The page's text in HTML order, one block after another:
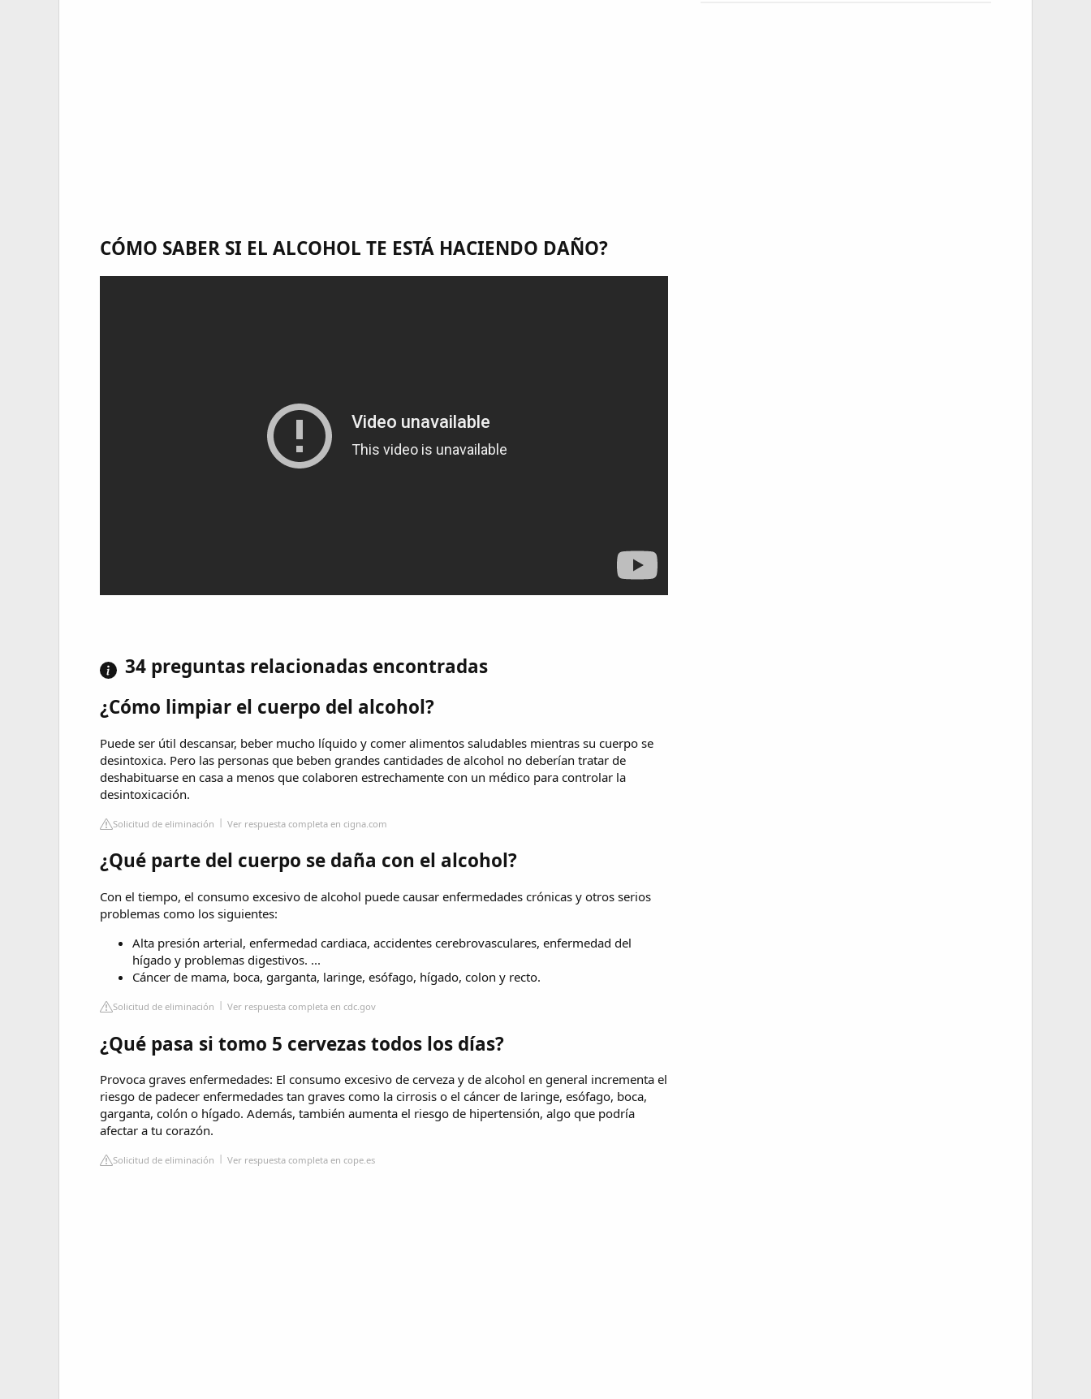
CÓMO SABER SI EL ALCOHOL TE ESTÁ HACIENDO DAÑO?
34 preguntas relacionadas encontradas
¿Cómo limpiar el cuerpo del alcohol?
Puede ser útil descansar, beber mucho líquido y comer alimentos saludables mientras su cuerpo se
desintoxica. Pero las personas que beben grandes cantidades de alcohol no deberían tratar de
deshabituarse en casa a menos que colaboren estrechamente con un médico para controlar la
desintoxicación.
Solicitud de eliminación Ver respuesta completa en cigna.com
¿Qué parte del cuerpo se daña con el alcohol?
Con el tiempo, el consumo excesivo de alcohol puede causar enfermedades crónicas y otros serios
problemas como los siguientes:
Alta presión arterial, enfermedad cardiaca, accidentes cerebrovasculares, enfermedad del
hígado y problemas digestivos. ...
Cáncer de mama, boca, garganta, laringe, esófago, hígado, colon y recto.
Solicitud de eliminación Ver respuesta completa en cdc.gov
¿Qué pasa si tomo 5 cervezas todos los días?
Provoca graves enfermedades: El consumo excesivo de cerveza y de alcohol en general incrementa el
riesgo de padecer enfermedades tan graves como la cirrosis o el cáncer de laringe, esófago, boca,
garganta, colón o hígado. Además, también aumenta el riesgo de hipertensión, algo que podría
afectar a tu corazón.
Solicitud de eliminación Ver respuesta completa en cope.es